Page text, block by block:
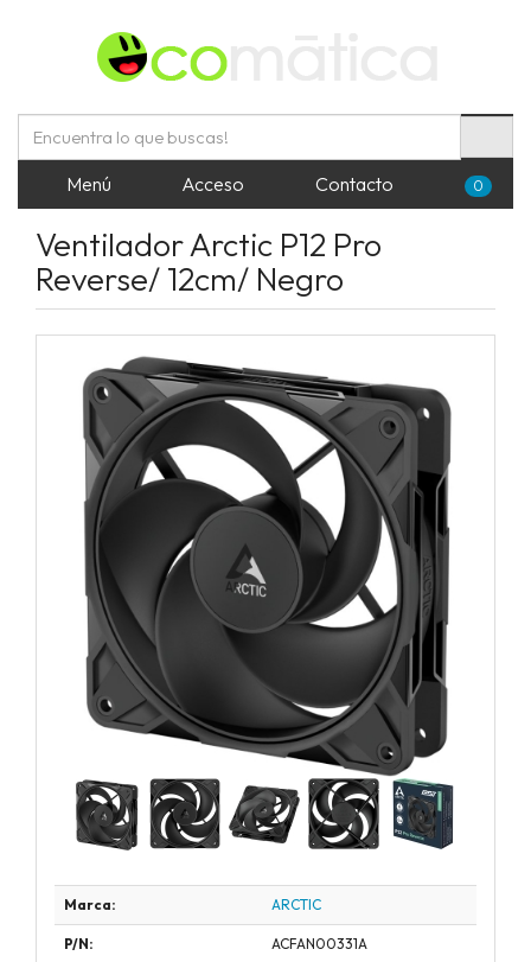
Menú Acceso Contacto 0
Ventilador Arctic P12 Pro
Reverse/ 12cm/ Negro
Marca: ARCTIC
P/N: ACFAN00331A